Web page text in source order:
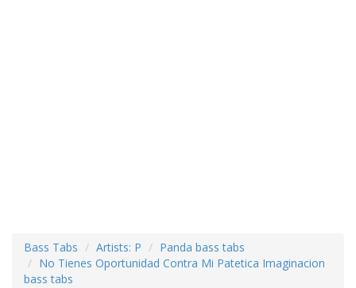
Bass Tabs Artists: P
Panda bass tabs
No Tienes Oportunidad Contra Mi Patetica Imaginacion
bass tabs